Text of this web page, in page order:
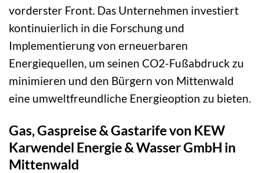
vorderster Front. Das Unternehmen investiert
kontinuierlich in die Forschung und
Implementierung von erneuerbaren
Energiequellen, um seinen CO2-Fußabdruck zu
minimieren und den Bürgern von Mittenwald
eine umweltfreundliche Energieoption zu bieten.
Gas, Gaspreise & Gastarife von KEW
Karwendel Energie & Wasser GmbH in
Mittenwald